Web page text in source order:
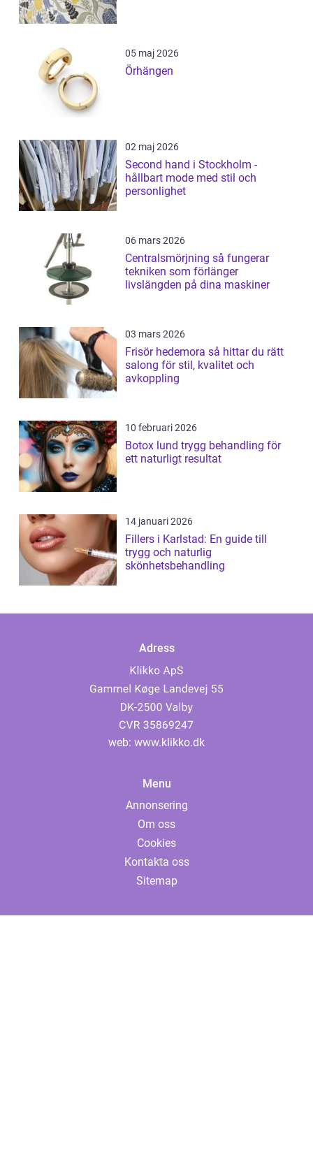
05 maj 2026
Örhängen
02 maj 2026
Second hand i Stockholm -
hållbart mode med stil och
personlighet
06 mars 2026
Centralsmörjning så fungerar
tekniken som förlänger
livslängden på dina maskiner
03 mars 2026
Frisör hedemora så hittar du rätt
salong för stil, kvalitet och
avkoppling
10 februari 2026
Botox lund trygg behandling för
ett naturligt resultat
14 januari 2026
Fillers i Karlstad: En guide till
trygg och naturlig
skönhetsbehandling
Adress
web: www.klikko.dk
Menu
Annonsering
Om oss
Cookies
Kontakta oss
Sitemap